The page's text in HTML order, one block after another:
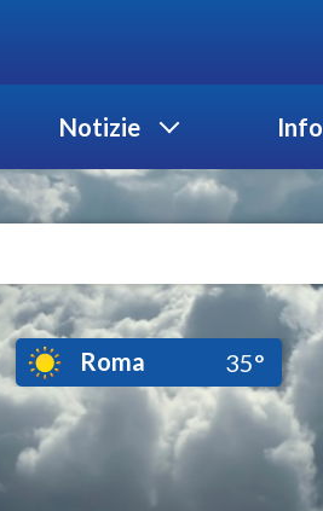
Notizie Info
Roma 35°